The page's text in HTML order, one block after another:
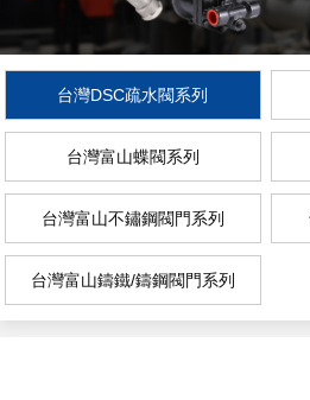
台灣DSC疏水閥系列
台灣富山蝶閥系列
台灣富山不鏽鋼閥門系列
台灣富山鑄鐵/鑄鋼閥門系列